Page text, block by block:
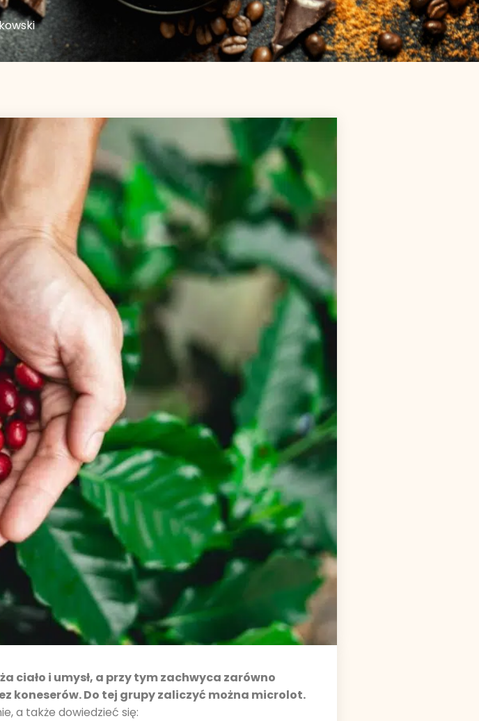
ciało i umysł, a przy tym zachwyca zarówno
koneserów. Do tej grupy zaliczyć można microlot.
a także dowiedzieć się: